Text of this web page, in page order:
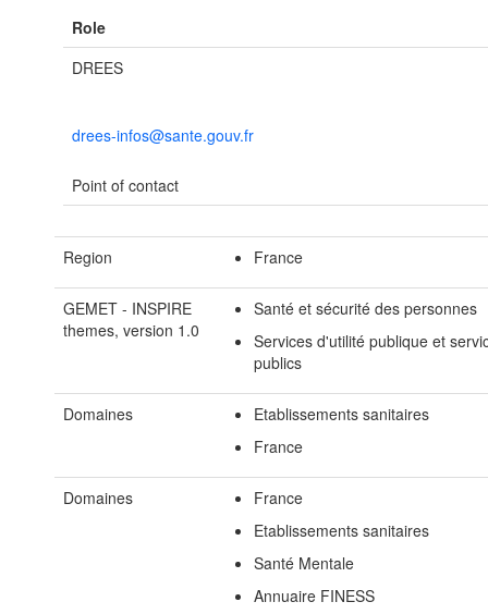
Role
DREES
drees-infos@sante.gouv.fr
Point of contact
Region France
GEMET - INSPIRE
themes, version 1.0
Santé et sécurité des personnes
Services d'utilité publique et
publics
Domaines
Etablissements sanitaires
France
Domaines
France
Etablissements sanitaires
Santé Mentale
Annuaire FINESS